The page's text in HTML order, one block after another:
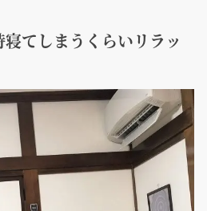
てしまうくらいリラッ